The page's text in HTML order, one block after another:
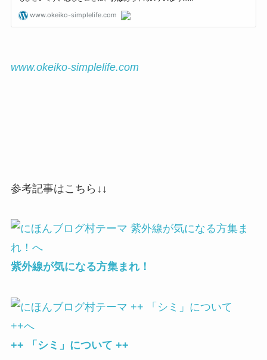
www.okeiko-simplelife.com
参考記事はこちら↓↓
紫外線が気になる方集まれ！
++ 「シミ」について ++